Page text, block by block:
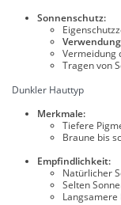
Sonnenschutz:
Vermeidung
Tragen von
Dunkler Hauttyp
Merkmale:
Tiefere
Braune bis
Empfindlichkeit:
Natürlicher
Selten
Langsamere